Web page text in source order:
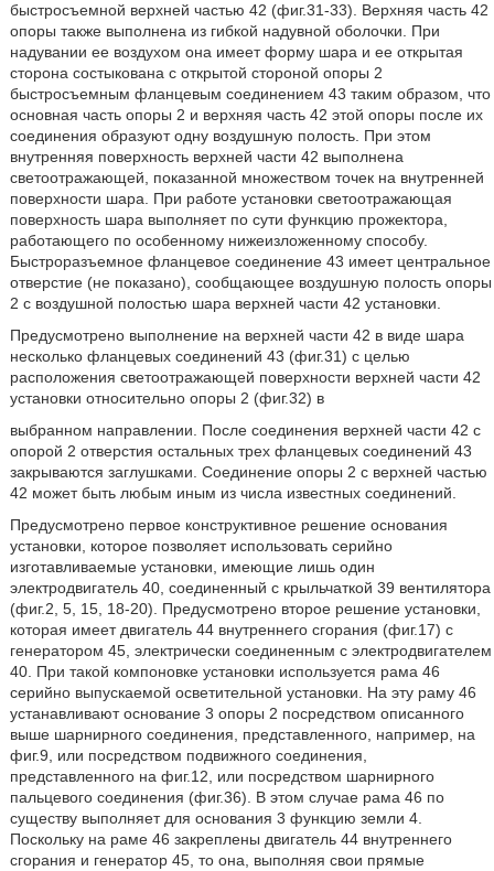
быстросъемной верхней частью 42 (фиг.31-33). Верхняя часть 42
опоры также выполнена из гибкой надувной оболочки. При
надувании ее воздухом она имеет форму шара и ее открытая
сторона состыкована с открытой стороной опоры 2
быстросъемным фланцевым соединением 43 таким образом, что
основная часть опоры 2 и верхняя часть 42 этой опоры после их
соединения образуют одну воздушную полость. При этом
внутренняя поверхность верхней части 42 выполнена
светоотражающей, показанной множеством точек на внутренней
поверхности шара. При работе установки светоотражающая
поверхность шара выполняет по сути функцию прожектора,
работающего по особенному нижеизложенному способу.
Быстроразъемное фланцевое соединение 43 имеет центральное
отверстие (не показано), сообщающее воздушную полость опоры
2 с воздушной полостью шара верхней части 42 установки.
Предусмотрено выполнение на верхней части 42 в виде шара
несколько фланцевых соединений 43 (фиг.31) с целью
расположения светоотражающей поверхности верхней части 42
установки относительно опоры 2 (фиг.32) в
выбранном направлении. После соединения верхней части 42 с
опорой 2 отверстия остальных трех фланцевых соединений 43
закрываются заглушками. Соединение опоры 2 с верхней частью
42 может быть любым иным из числа известных соединений.
Предусмотрено первое конструктивное решение основания
установки, которое позволяет использовать серийно
изготавливаемые установки, имеющие лишь один
электродвигатель 40, соединенный с крыльчаткой 39 вентилятора
(фиг.2, 5, 15, 18-20). Предусмотрено второе решение установки,
которая имеет двигатель 44 внутреннего сгорания (фиг.17) с
генератором 45, электрически соединенным с электродвигателем
40. При такой компоновке установки используется рама 46
серийно выпускаемой осветительной установки. На эту раму 46
устанавливают основание 3 опоры 2 посредством описанного
выше шарнирного соединения, представленного, например, на
фиг.9, или посредством подвижного соединения,
представленного на фиг.12, или посредством шарнирного
пальцевого соединения (фиг.36). В этом случае рама 46 по
существу выполняет для основания 3 функцию земли 4.
Поскольку на раме 46 закреплены двигатель 44 внутреннего
сгорания и генератор 45, то она, выполняя свои прямые